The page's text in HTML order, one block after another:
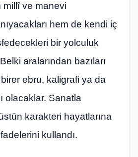
millî ve manevi
hem de kendi iç
bir yolculuk
aralarından bazıları
ebru, kaligrafi ya da
olacaklar. Sanatla
karakteri hayatlarına
kullandı.